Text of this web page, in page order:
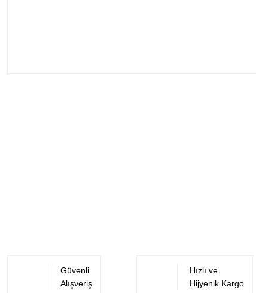
Güvenli
Alışveriş
Hızlı ve
Hijyenik Kargo